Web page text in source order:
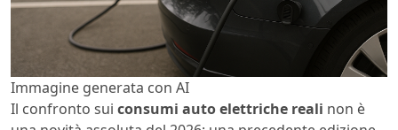
Immagine generata con AI
Il confronto sui consumi auto elettriche reali non è